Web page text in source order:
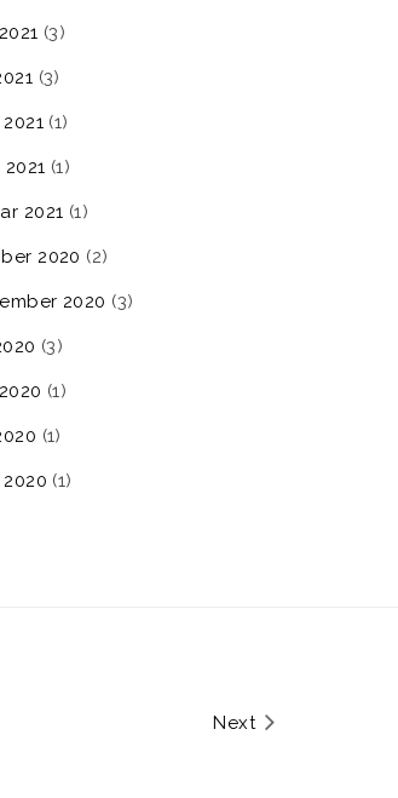
(3)
(3)
(1)
(1)
2021 (1)
2020 (2)
2020 (3)
(3)
(1)
(1)
(1)
Next